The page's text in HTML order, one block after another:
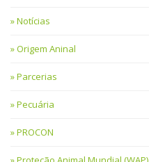
Notícias
Origem Aninal
Parcerias
Pecuária
PROCON